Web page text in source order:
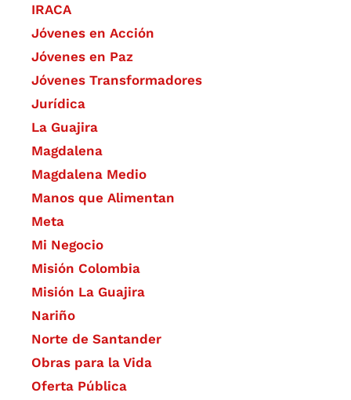
IRACA
Jóvenes en Acción
Jóvenes en Paz
Jóvenes Transformadores
Jurídica
La Guajira
Magdalena
Magdalena Medio
Manos que Alimentan
Meta
Mi Negocio
Misión Colombia
Misión La Guajira
Nariño
Norte de Santander
Obras para la Vida
Oferta Pública